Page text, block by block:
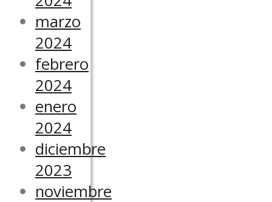
marzo
2024
febrero
2024
enero
2024
diciembre
2023
noviembre